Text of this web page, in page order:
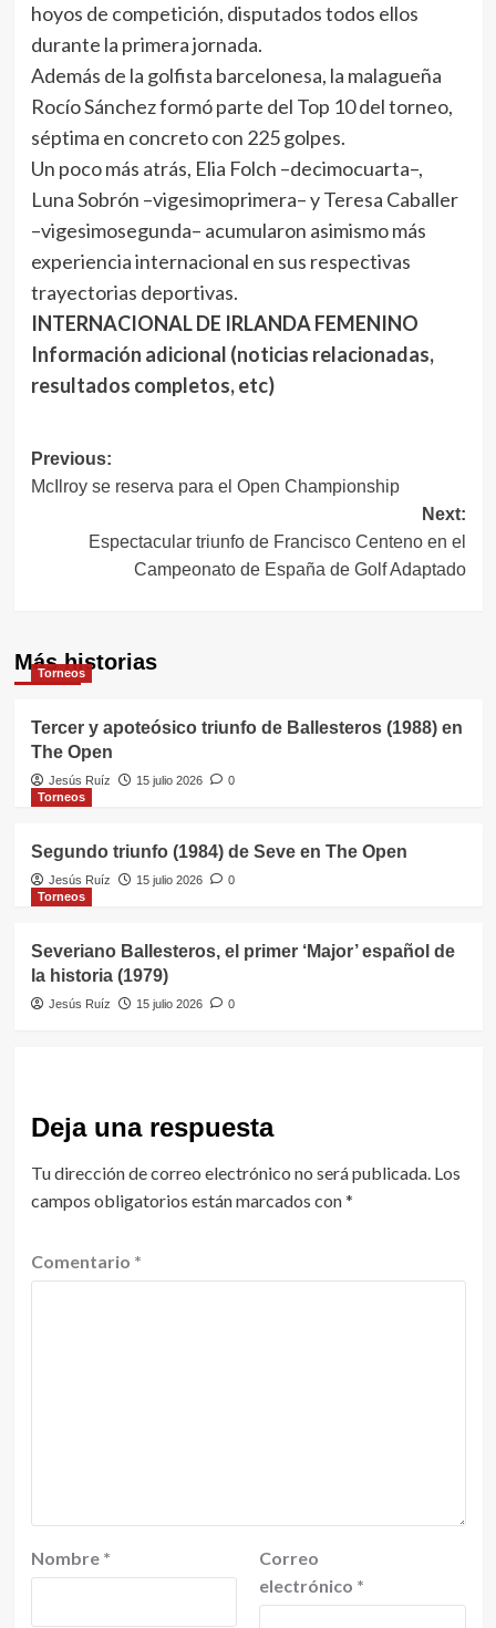
hoyos de competición, disputados todos ellos
durante la primera jornada.
Además de la golfista barcelonesa, la malagueña
Rocío Sánchez formó parte del Top 10 del torneo,
séptima en concreto con 225 golpes.
Un poco más atrás, Elia Folch –decimocuarta–,
Luna Sobrón –vigesimoprimera– y Teresa Caballer
–vigesimosegunda– acumularon asimismo más
experiencia internacional en sus respectivas
trayectorias deportivas.
INTERNACIONAL DE IRLANDA FEMENINO
Información adicional (noticias relacionadas,
resultados completos, etc)
Navegación
de
entradas
Previous:
McIlroy se reserva para el Open Championship
Next:
Espectacular triunfo de Francisco Centeno en el
Campeonato de España de Golf Adaptado
Más historias
Torneos
Tercer y apoteósico triunfo de Ballesteros (1988) en
The Open
Jesús Ruíz 15 julio 2026
0
Torneos
Segundo triunfo (1984) de Seve en The Open
Jesús Ruíz 15 julio 2026
0
Torneos
Severiano Ballesteros, el primer ‘Major’ español de
la historia (1979)
Jesús Ruíz 15 julio 2026 0
Deja una respuesta
Tu dirección de correo electrónico no será publicada. Los
campos obligatorios están marcados con*
Comentario *
Nombre *
Correo
electrónico *